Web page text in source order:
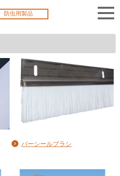
防虫用製品
バーシールブラシ